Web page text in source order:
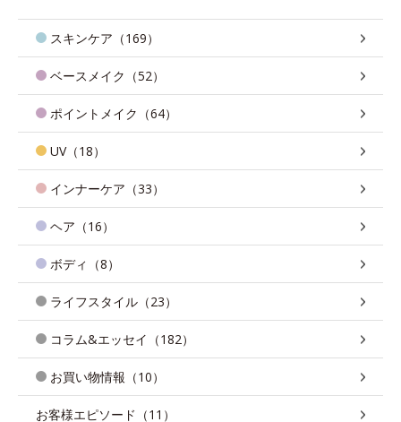
スキンケア（169）
ベースメイク（52）
ポイントメイク（64）
UV（18）
インナーケア（33）
ヘア（16）
ボディ（8）
ライフスタイル（23）
コラム&エッセイ（182）
お買い物情報（10）
お客様エピソード（11）